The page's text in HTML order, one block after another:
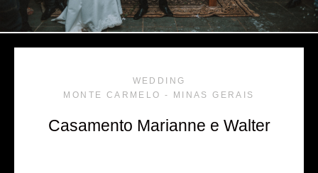
WEDDING
MONTE CARMELO - MINAS GERAIS
Casamento Marianne e Walter